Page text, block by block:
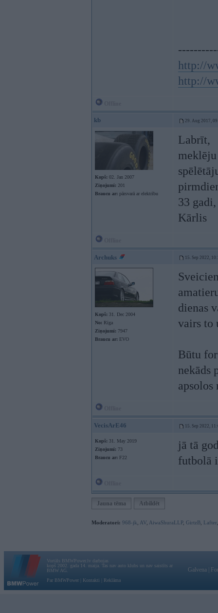
http://
http://
kb 29. Aug 2017,
Kopš: 02. Jan 2007
Ziņojumi: 201
Braucu ar: pārsvarā ar elektrību
Labrīt,
33
Kārlis
Archuks 15. Sep 2022,
Kopš: 31. Dec 2004
No: Rīga
Ziņojumi: 7947
Braucu ar: EVO
dienas
vairs to
Būtu
nekāds
VecisArE46 15. Sep 2022,
Kopš: 31. May 2019
Ziņojumi: 73
Braucu ar: F22
jā tā
futbolā
Jauna tēma Atbildēt
Moderatori: 968-jk AV AiwaShuraLLP, GirtzB Lafter
Vortāls BMWPower.lv darbojas
kopš 2002. gada 14. maija. Tas nav auto klubs un nav saistīts ar
BMW AG.
Par BMWPower
Kontakti Reklāma
Galvena